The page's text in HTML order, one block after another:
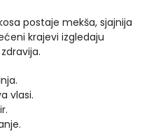
postaje mekša, sjajnija
krajevi izgledaju
vlasi.